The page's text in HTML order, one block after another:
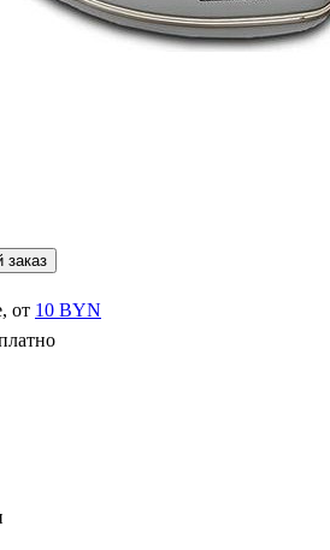
заказ
от 10 BYN